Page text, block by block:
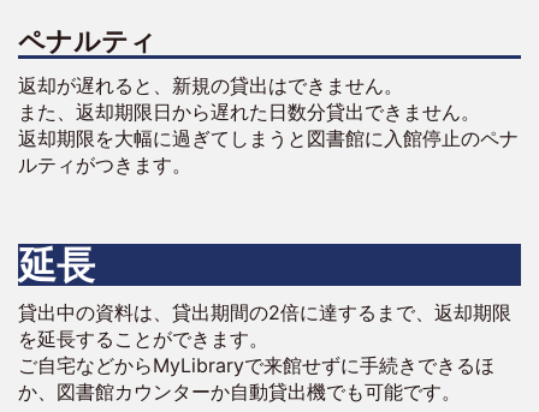
ペナルティ
返却が遅れると、新規の貸出はできません。
また、返却期限日から遅れた日数分貸出できません。
返却期限を大幅に過ぎてしまうと図書館に入館停止のペナ
ルティがつきます。
延長
貸出中の資料は、貸出期間の2倍に達するまで、返却期限
を延長することができます。
ご自宅などからMyLibraryで来館せずに手続きできるほ
か、図書館カウンターか自動貸出機でも可能です。